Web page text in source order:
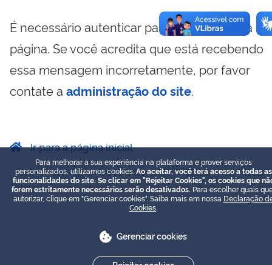
É necessário autenticar para visualizar essa
página. Se você acredita que está recebendo
essa mensagem incorretamente, por favor
contate a administração do site.
Ir para a página inicial
Para melhorar a sua experiência na plataforma e prover serviços
personalizados, utilizamos cookies. Ao aceitar, você terá acesso a todas as
funcionalidades do site. Se clicar em "Rejeitar Cookies", os cookies que
forem estritamente necessários serão desativados. Para escolher quais
autorizar, clique em "Gerenciar cookies". Saiba mais em nossa Declaração
Cookies
Gerenciar cookies